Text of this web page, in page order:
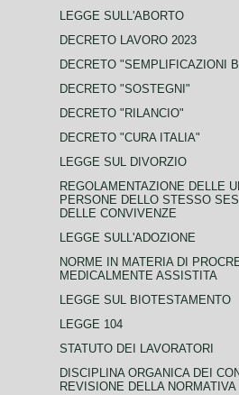
LEGGE SULL'ABORTO
DECRETO LAVORO 2023
DECRETO "SEMPLIFICAZIONI
DECRETO "SOSTEGNI"
DECRETO "RILANCIO"
DECRETO "CURA ITALIA"
LEGGE SUL DIVORZIO
REGOLAMENTAZIONE DELLE
PERSONE DELLO STESSO
DELLE CONVIVENZE
LEGGE SULL'ADOZIONE
NORME IN MATERIA DI
MEDICALMENTE ASSISTITA
LEGGE SUL BIOTESTAMENTO
LEGGE 104
STATUTO DEI LAVORATORI
DISCIPLINA ORGANICA DEI
REVISIONE DELLA